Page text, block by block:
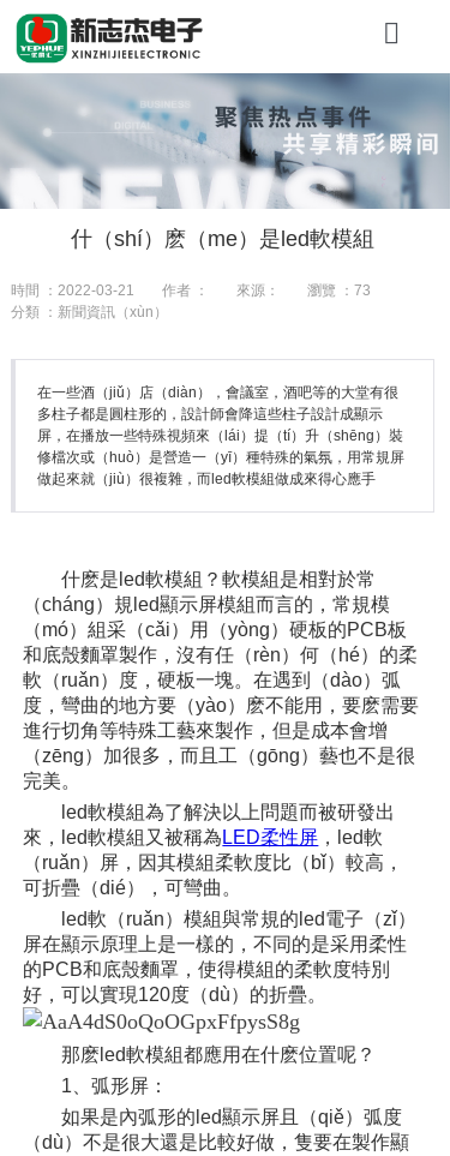
關於
產品
聯係
什（shí）麽（me）是led軟模組
時間 ：2022-03-21 作者 ： 來源： 瀏覽 ：73
分類 ：新聞資訊（xùn）
在一些酒（jiǔ）店（diàn），會議室，酒吧等的大堂有很
多柱子都是圓柱形的，設計師會降這些柱子設計成顯示
屏，在播放一些特殊視頻來（lái）提（tí）升（shēng）裝
修檔次或（huò）是營造一（yī）種特殊的氣氛，用常規屏
做起來就（jiù）很複雜，而led軟模組做成來得心應手
什麽是led軟模組？軟模組是相對於常
（cháng）規led顯示屏模組而言的，常規模
（mó）組采（cǎi）用（yòng）硬板的PCB板
和底殼麵罩製作，沒有任（rèn）何（hé）的柔
軟（ruǎn）度，硬板一塊。在遇到（dào）弧
度，彎曲的地方要（yào）麽不能用，要麽需要
進行切角等特殊工藝來製作，但是成本會增
（zēng）加很多，而且工（gōng）藝也不是很
完美。
led軟模組為了解決以上問題而被研發出
來，led軟模組又被稱為 LED柔性屏 ，led軟
（ruǎn）屏，因其模組柔軟度比（bǐ）較高，
可折疊（dié），可彎曲。
led軟（ruǎn）模組與常規的led電子（zǐ）
屏在顯示原理上是一樣的，不同的是采用柔性
的PCB和底殼麵罩，使得模組的柔軟度特別
好，可以實現120度（dù）的折疊。
那麽led軟模組都應用在什麽位置呢？
1、弧形屏：
如果是內弧形的led顯示屏且（qiě）弧度
（dù）不是很大還是比較好做，隻要在製作顯